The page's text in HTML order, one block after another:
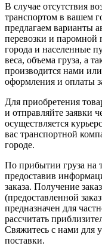
В случае отсутствия
транспортом в вашем
предлагаем варианты
перевозки и паромной
города и населенные
веса, объема груза, а
производится нами
оформления и оплаты
Для приобретения
и отправляйте заявки
осуществляется
вас транспортной
городе.
По прибытии груза на
предоставив
заказа. Получение
(предоставленной
предназначен для
рассчитать
Свяжитесь с нами для
поставки.